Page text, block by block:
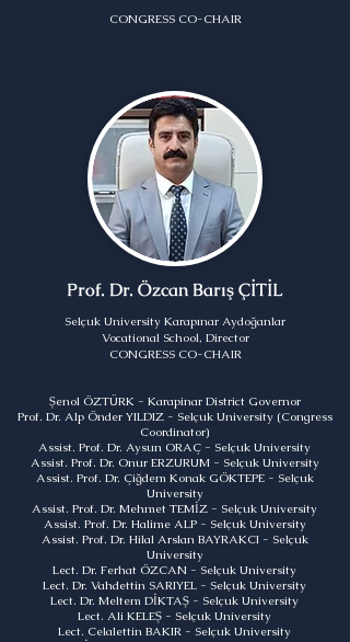
CONGRESS CO-CHAIR
Prof. Dr. Özcan Barış ÇİTİL
Selçuk University Karapınar Aydoğanlar
Vocational School, Director
CONGRESS CO-CHAIR
Şenol ÖZTÜRK - Karapinar District Governor
Prof. Dr. Alp Önder YILDIZ - Selçuk University (Congress
Coordinator)
Assist. Prof. Dr. Aysun ORAÇ - Selçuk University
Assist. Prof. Dr. Onur ERZURUM - Selçuk University
Assist. Prof. Dr. Çiğdem Konak GÖKTEPE - Selçuk
University
Assist. Prof. Dr. Mehmet TEMİZ - Selçuk University
Assist. Prof. Dr. Halime ALP - Selçuk University
Assist. Prof. Dr. Hilal Arslan BAYRAKCI - Selçuk
University
Lect. Dr. Ferhat ÖZCAN - Selçuk University
Lect. Dr. Vahdettin SARIYEL - Selçuk University
Lect. Dr. Meltem DİKTAŞ - Selçuk University
Lect. Ali KELEŞ - Selçuk University
Lect. Celalettin BAKIR - Selçuk University